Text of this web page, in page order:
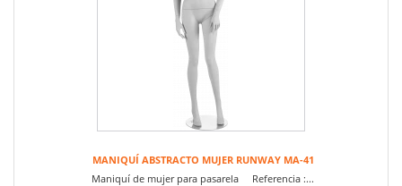
MANIQUÍ ABSTRACTO MUJER RUNWAY MA-41
Maniquí de mujer para pasarela Referencia :...